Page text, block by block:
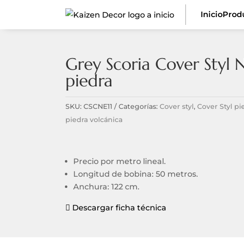
Inicio
Grey Scoria Cover Styl
piedra
SKU:CSCNE11 Categorías:Cover styl,Cover Styl
piedra volcánica
Precio por metro lineal.
Longitud de bobina: 50 metros.
Anchura: 122 cm.
 Descargar ficha técnica